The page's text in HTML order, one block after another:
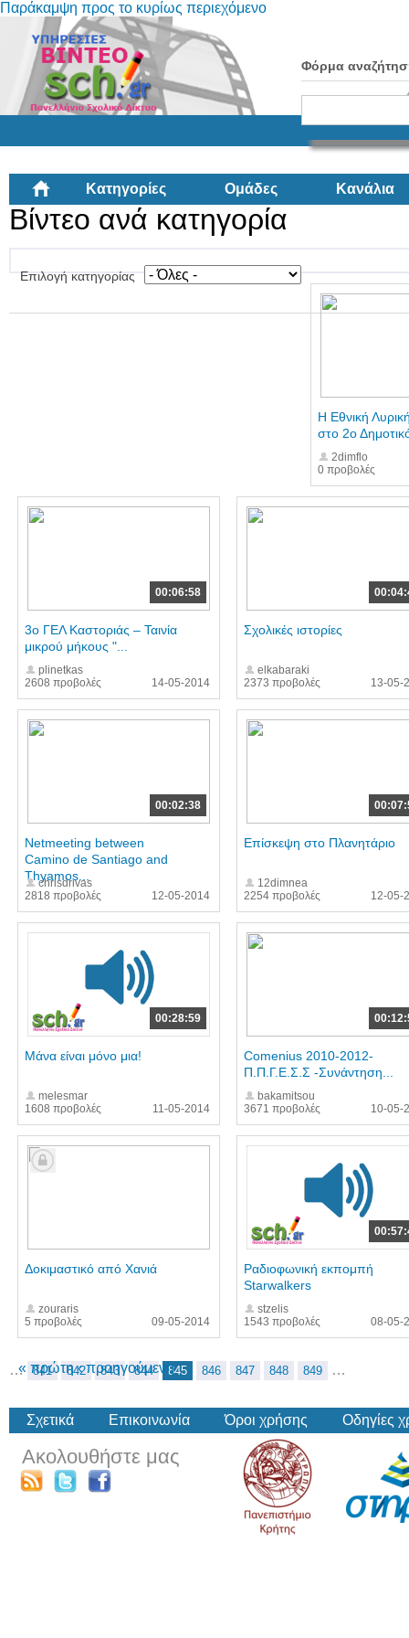
Παράκαμψη προς το κυρίως περιεχόμενο
Φόρμα
Κατηγορίες Ομάδες Κανάλια
Βίντεο ανά κατηγορία
Επιλογή κατηγορίας
0 προβολές
Η Εθνική
στο 2ο
2dimflo
00:06:58
2608 προβολές
3ο ΓΕΛ Καστοριάς – Ταινία
μικρού μήκους "...
plinetkas
14-05-2014
2373 προβολές
Σχολικές ιστορίες
elkabaraki
13-05-
00:02:38
2818 προβολές
Netmeeting between
Camino de Santiago and
Thyamos...
chrisdrivas
12-05-2014
2254 προβολές
Επίσκεψη στο Πλανητάριο
12dimnea
12-05-
00:28:59
1608 προβολές
Μάνα είναι μόνο μια!
melesmar
11-05-2014
3671 προβολές
Comenius 2010-2012-
Π.Π.Γ.Ε.Σ.Σ -Συνάντηση...
bakamitsou
10-05-
5 προβολές
Δοκιμαστικό από Χανιά
zouraris
09-05-2014
1543 προβολές
Ραδιοφωνική εκπομπή
Starwalkers
stzelis
08-05-
« πρώτη ‹ προηγούμενη
… 841 842 843 844 845 846 847 848 849 …
Σχετικά Επικοινωνία Όροι χρήσης Οδηγίες
Ακολουθήστε μας